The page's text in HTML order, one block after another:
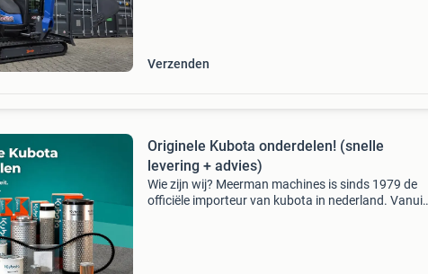
Verzenden
Originele Kubota onderdelen! (snelle
levering + advies)
Wie zijn wij? Meerman machines is sinds 1979 de
officiële importeur van kubota in nederland. Vanuit